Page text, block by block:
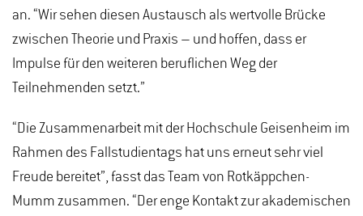
an. “Wir sehen diesen Austausch als wertvolle Brücke
zwischen Theorie und Praxis – und hoffen, dass er
Impulse für den weiteren beruflichen Weg der
Teilnehmenden setzt.”
“Die Zusammenarbeit mit der Hochschule Geisenheim im
Rahmen des Fallstudientags hat uns erneut sehr viel
Freude bereitet”, fasst das Team von Rotkäppchen-
Mumm zusammen. “Der enge Kontakt zur akademischen